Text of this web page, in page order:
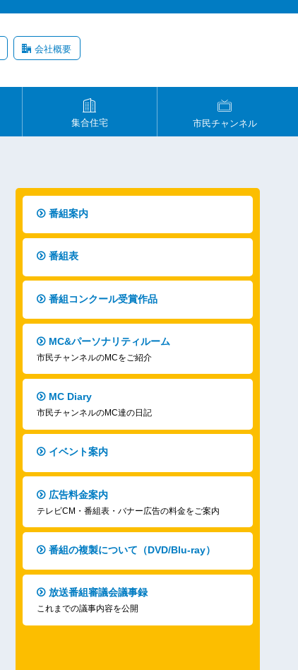
会社概要
集合住宅 市民チャンネル
番組案内
番組表
番組コンクール受賞作品
MC&パーソナリティルーム
市民チャンネルのMCをご紹介
MC Diary
市民チャンネルのMC達の日記
イベント案内
広告料金案内
テレビCM・番組表・バナー広告の料金をご案内
番組の複製について（DVD/Blu-ray）
放送番組審議会議事録
これまでの議事内容を公開